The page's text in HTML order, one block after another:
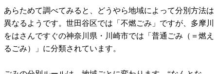
あらためて調べてみると、どうやら地域によって分別方法は
異なるようです。世田谷区では「不燃ごみ」ですが、多摩川
をはさんですぐの神奈川県・川崎市では「普通ごみ（＝燃え
るごみ）」に分類されています。